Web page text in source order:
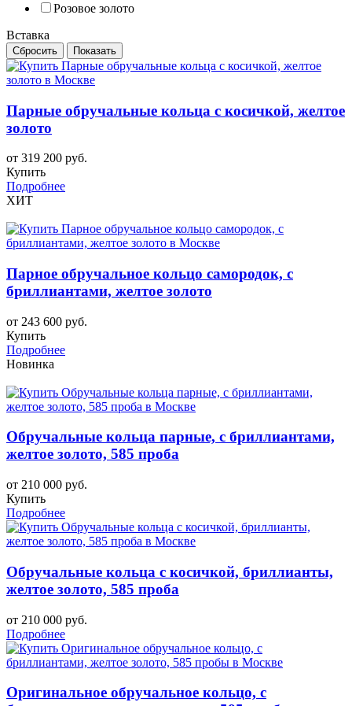
Розовое золото
Вставка
Парные обручальные кольца с косичкой, желтое
золото
от 319 200 руб.
Купить
Подробнее
ХИТ
Парное обручальное кольцо самородок, с
бриллиантами, желтое золото
от 243 600 руб.
Купить
Подробнее
Новинка
Обручальные кольца парные, с бриллиантами,
желтое золото, 585 проба
от 210 000 руб.
Купить
Подробнее
Обручальные кольца с косичкой, бриллианты,
желтое золото, 585 проба
от 210 000 руб.
Подробнее
Оригинальное обручальное кольцо, с